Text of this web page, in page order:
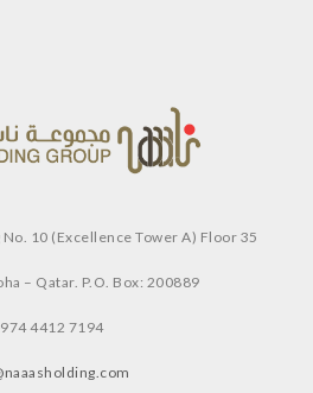
10 (Excellence Tower A) Floor 35
– Qatar. P.O. Box: 200889
4412 7194